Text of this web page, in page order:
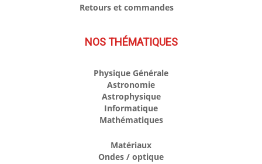
Retours et commandes
NOS THÉMATIQUES
Physique Générale
Astronomie
Astrophysique
Informatique
Mathématiques
Matériaux
Ondes / optique